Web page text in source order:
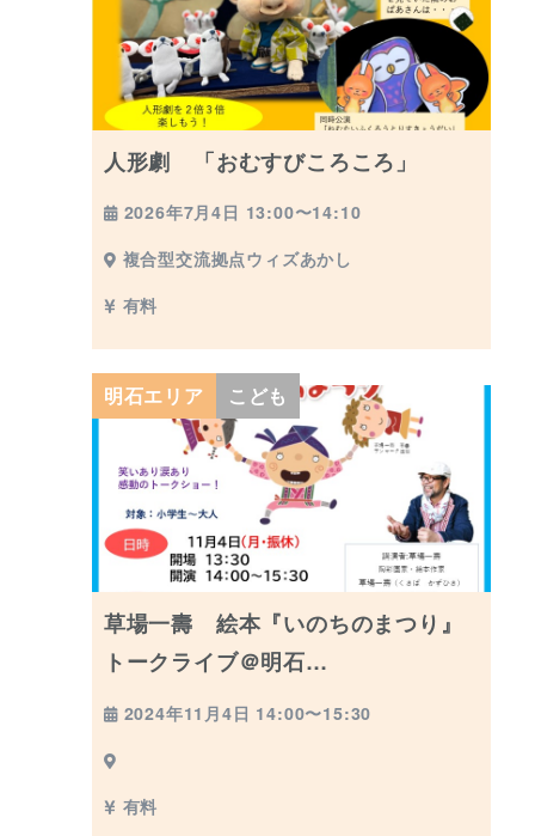
人形劇 「おむすびころころ」
2026年7月4日 13:00〜14:10
複合型交流拠点ウィズあかし
有料
明石エリア こども
草場一壽 絵本『いのちのまつり』
トークライブ＠明石…
2024年11月4日 14:00〜15:30
有料